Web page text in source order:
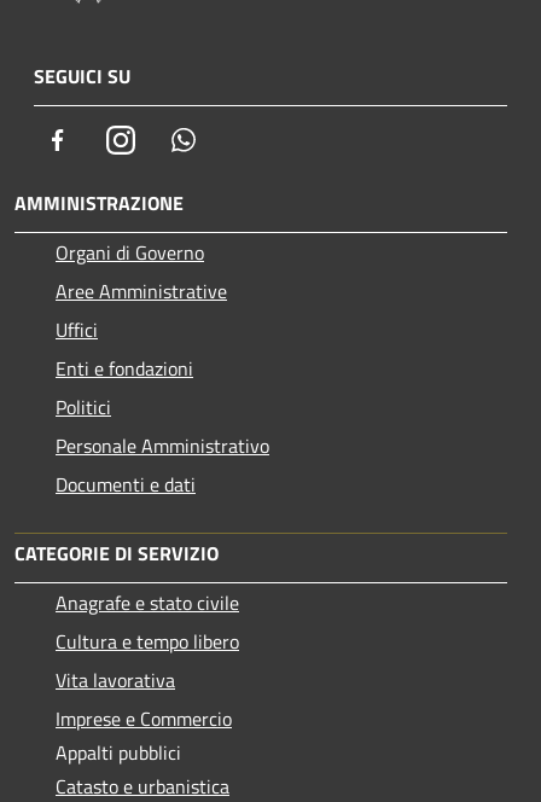
SEGUICI SU
FacebookInstagram
AMMINISTRAZIONE
Organi di Governo
Aree Amministrative
Uffici
Enti e fondazioni
Politici
Personale Amministrativo
Documenti e dati
CATEGORIE DI SERVIZIO
Anagrafe e stato civile
Cultura e tempo libero
Vita lavorativa
Imprese e Commercio
Appalti pubblici
Catasto e urbanistica